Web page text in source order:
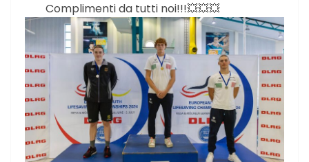
Complimenti da tutti noi!!!💥💥💥